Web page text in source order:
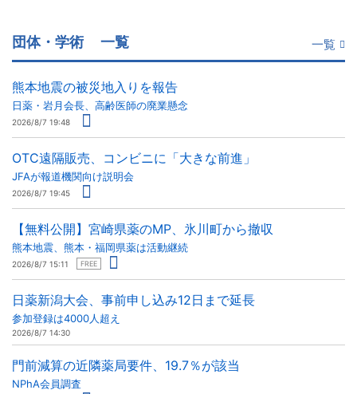
団体・学術 一覧 一覧
熊本地震の被災地入りを報告
日薬・岩月会長、高齢医師の廃業懸念
2026/8/7 19:48
OTC遠隔販売、コンビニに「大きな前進」
JFAが報道機関向け説明会
2026/8/7 19:45
【無料公開】宮崎県薬のMP、氷川町から撤収
熊本地震、熊本・福岡県薬は活動継続
2026/8/7 15:11 FREE
日薬新潟大会、事前申し込み12日まで延長
参加登録は4000人超え
2026/8/7 14:30
門前減算の近隣薬局要件、19.7％が該当
NPhA会員調査